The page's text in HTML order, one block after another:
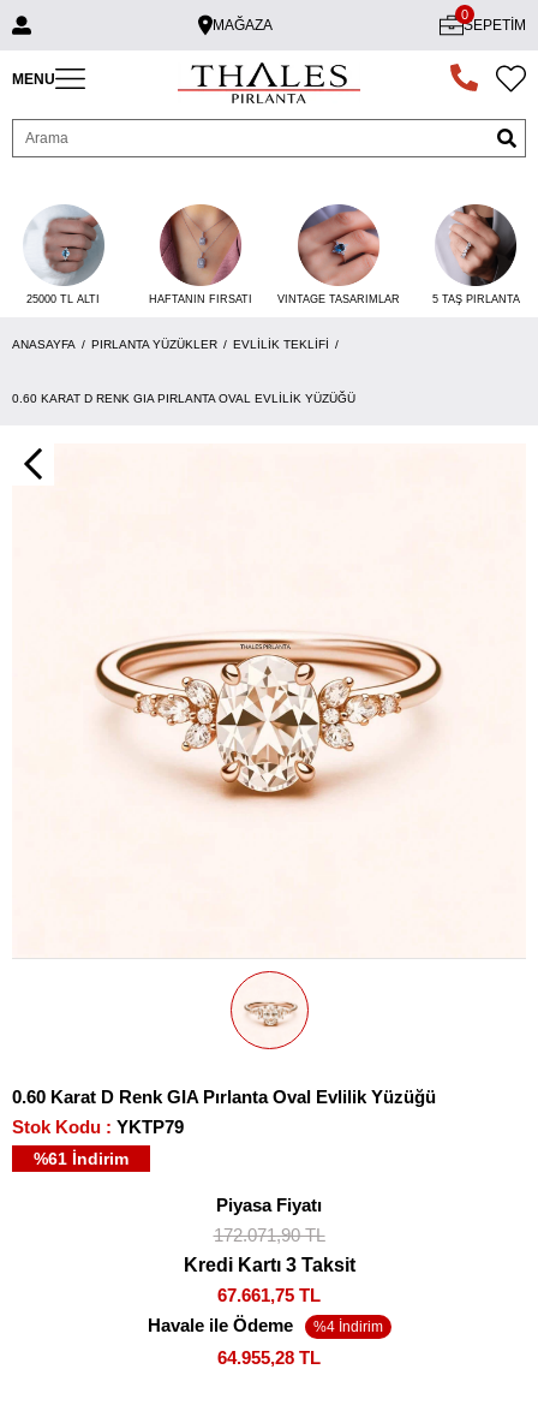
MAĞAZA SEPETIM
0
MENU
25000 TL ALTI HAFTANIN FIRSATI VINTAGE TASARIMLAR 5 TAŞ PIRLANTA
ANASAYFA PIRLANTA YÜZÜKLER EVLILIK TEKLIFI
0.60 KARAT D RENK GIA PIRLANTA OVAL EVLILIK YÜZÜĞÜ
0.60 Karat D Renk GIA Pırlanta Oval Evlilik Yüzüğü
Stok Kodu
YKTP79
%61 İndirim
Piyasa Fiyatı
172.071,90 TL
Kredi Kartı 3 Taksit
67.661,75 TL
Havale ile Ödeme
64.955,28 TL